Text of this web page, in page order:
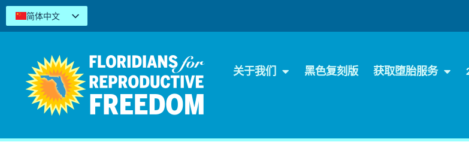
简体中文
English
Kreyòl
Tiếng Việt
العربية
关于我们 黑色复刻版 获取堕胎服务